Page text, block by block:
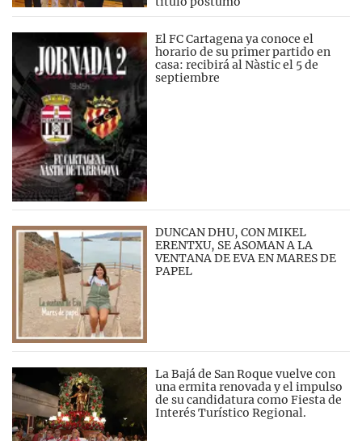
El FC Cartagena ya conoce el
horario de su primer partido en
casa: recibirá al Nàstic el 5 de
septiembre
DUNCAN DHU, CON MIKEL
ERENTXU, SE ASOMAN A LA
VENTANA DE EVA EN MARES DE
PAPEL
La Bajá de San Roque vuelve con
una ermita renovada y el impulso
de su candidatura como Fiesta de
Interés Turístico Regional.